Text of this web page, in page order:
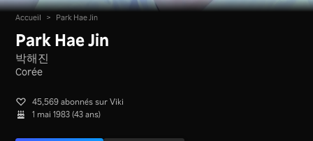
Accueil > Park Hae Jin
Park Hae Jin
박해진
Corée
45,569 abonnés sur Viki
1 mai 1983 (43 ans)